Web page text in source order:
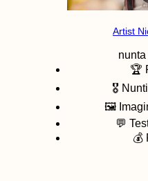
Artist
nunta
🏆
🎖️
🖼️
💬
💰